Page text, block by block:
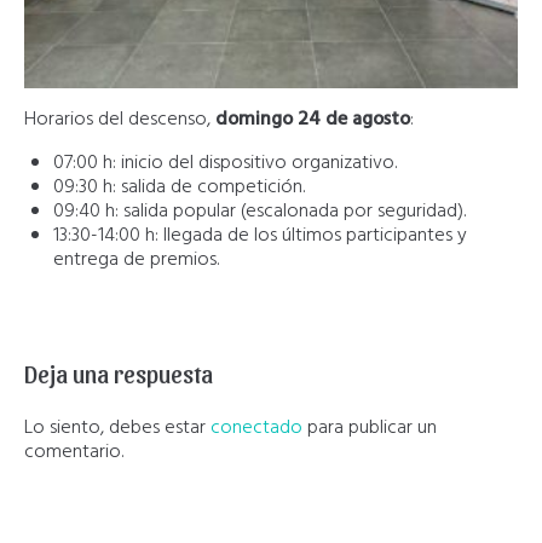
Horarios del descenso,domingo 24 de agosto:
07:00 h: inicio del dispositivo organizativo.
09:30 h: salida de competición.
09:40 h: salida popular (escalonada por seguridad).
13:30-14:00 h: llegada de los últimos participantes y
entrega de premios.
Deja una respuesta
Lo siento, debes estarconectado para publicar un
comentario.